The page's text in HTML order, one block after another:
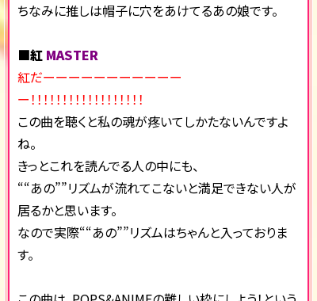
ちなみに推しは帽子に穴をあけてるあの娘です。
■紅 MASTER
紅だーーーーーーーーーーー
ー！！！！！！！！！！！！！！！！！！
この曲を聴くと私の魂が疼いてしかたないんですよ
ね。
きっとこれを読んでる人の中にも、
““あの””リズムが流れてこないと満足できない人が
居るかと思います。
なので実際““あの””リズムはちゃんと入っておりま
す。